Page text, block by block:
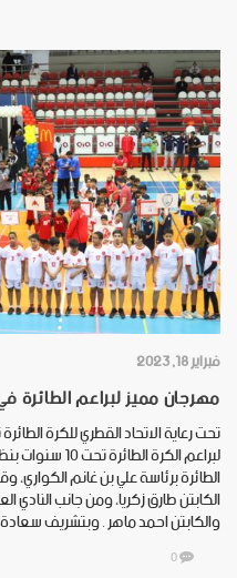
فبراير 18, 2023
مهرجان مميز لبراعم الطائرة
تحت رعاية الاتحاد القطري للكرة
الطائرة برئاسة علي بن غانم
الكابتن طارق زكريا، ومن جانب النادي
والكابتن احمد ماهر . وبتشريف
0